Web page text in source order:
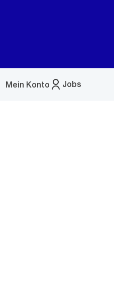
Jobs
Mein Konto
Menü